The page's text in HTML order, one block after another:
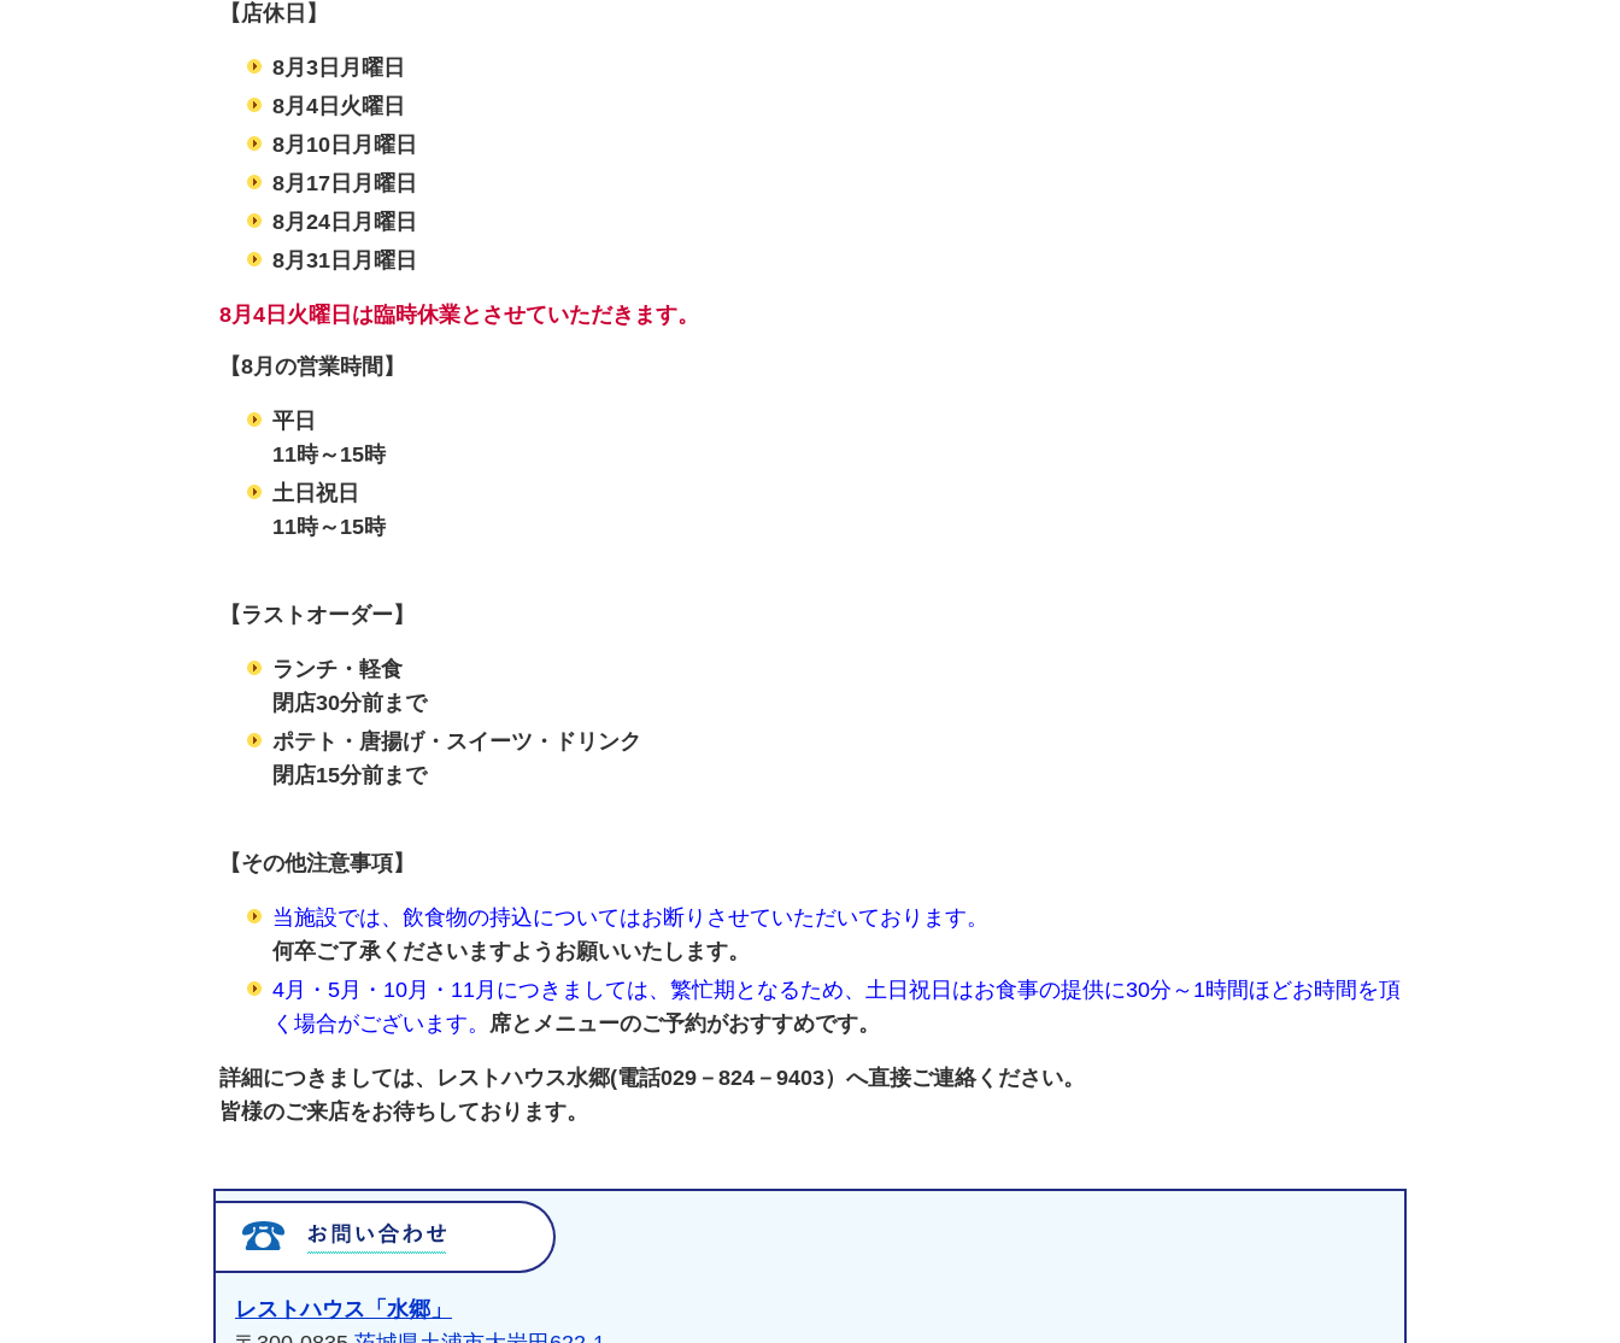
【店休日】
8月3日月曜日
8月4日火曜日
8月10日月曜日
8月17日月曜日
8月24 日月曜日
8月31 日月曜日
8月4日火曜日は臨時休業とさせていただきます。
【8月の営業時間】
平日
11時～15時
土日祝日
11時～15時
【ラストオーダー】
ランチ・軽食
閉店30分前まで
ポテト・唐揚げ・スイーツ・ドリンク
閉店15分前まで
【その他注意事項】
当施設では、飲食物の持込についてはお断りさせていただいております。
何卒ご了承くださいますようお願いいたします。
4月・5月・10月・11月につきましては、繁忙期となるため、土日祝日はお食事の提供に30分～1時間ほどお時間を頂
く場合がございます。 席とメニューのご予約がおすすめです。
詳細につきましては、レストハウス水郷(電話029－824－9403）へ直接ご連絡ください。
皆様のご来店をお待ちしております。
問い合わせ先
レストハウス「水郷」